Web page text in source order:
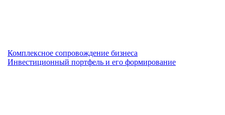
Комплексное сопровождение бизнеса
Инвестиционный портфель и его формирование